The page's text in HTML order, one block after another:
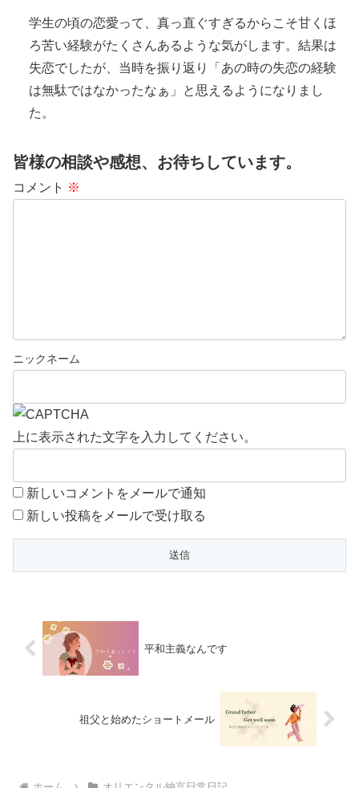
学生の頃の恋愛って、真っ直ぐすぎるからこそ甘くほ
ろ苦い経験がたくさんあるような気がします。結果は
失恋でしたが、当時を振り返り「あの時の失恋の経験
は無駄ではなかったなぁ」と思えるようになりまし
た。
皆様の相談や感想、お待ちしています。
コメント ※
上に表示された文字を入力してください。
新しいコメントをメールで通知
新しい投稿をメールで受け取る
平和主義なんです
祖父と始めたショートメール